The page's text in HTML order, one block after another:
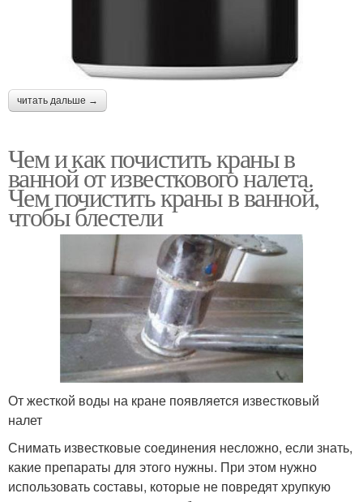
читать дальше →
Чем и как почистить краны в
ванной от известкового налета.
Чем почистить краны в ванной,
чтобы блестели
От жесткой воды на кране появляется известковый
налет
Снимать известковые соединения несложно, если знать,
какие препараты для этого нужны. При этом нужно
использовать составы, которые не повредят хрупкую